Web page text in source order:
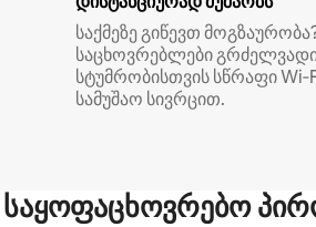
საქმეზე გიწევთ
საცხოვრებლები
სტუმრობისთვის სწრაფი
სამუშაო სივრცით.